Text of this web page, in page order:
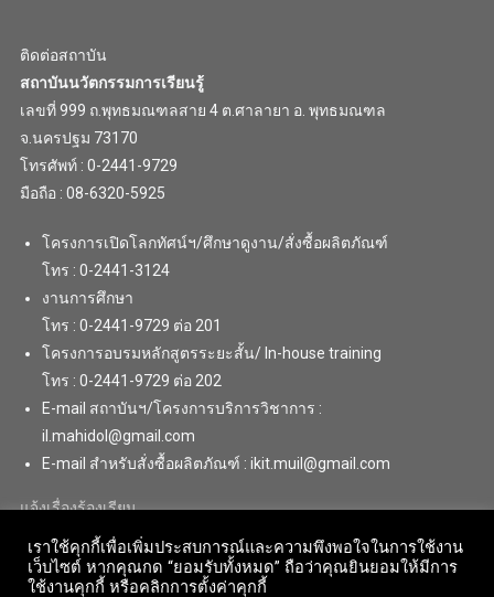
ติดต่อสถาบัน
สถาบันนวัตกรรมการเรียนรู้
เลขที่ 999 ถ.พุทธมณฑลสาย 4 ต.ศาลายา อ. พุทธมณฑล
จ.นครปฐม 73170
โทรศัพท์ : 0-2441-9729
มือถือ : 08-6320-5925
โครงการเปิดโลกทัศน์ฯ/ศึกษาดูงาน/สั่งซื้อผลิตภัณฑ์
โทร : 0-2441-3124
งานการศึกษา
โทร : 0-2441-9729 ต่อ 201
โครงการอบรมหลักสูตรระยะสั้น/ In-house training
โทร : 0-2441-9729 ต่อ 202
E-mail สถาบันฯ/โครงการบริการวิชาการ :
il.mahidol@gmail.com
E-mail สำหรับสั่งซื้อผลิตภัณฑ์ : ikit.muil@gmail.com
แจ้งเรื่องร้องเรียน
เราใช้คุกกี้เพื่อเพิ่มประสบการณ์และความพึงพอใจในการใช้งาน
เว็บไซต์ หากคุณกด “ยอมรับทั้งหมด” ถือว่าคุณยินยอมให้มีการ
ใช้งานคุกกี้ หรือคลิกการตั้งค่าคุกกี้